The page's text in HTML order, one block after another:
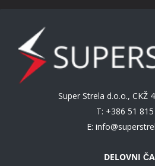
Super Strela d.o.o., CKŽ
T: +386 51 815
E:
DELOVNI